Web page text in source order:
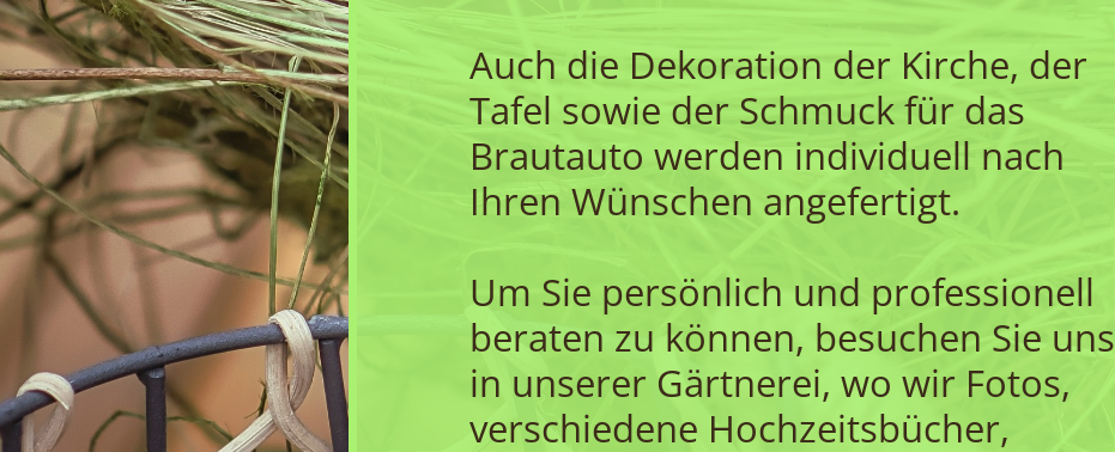
Auch die Dekoration der Kirche, der
Tafel sowie der Schmuck für das
Brautauto werden individuell nach
Ihren Wünschen angefertigt.
Um Sie persönlich und professionell
beraten zu können, besuchen Sie uns
in unserer Gärtnerei, wo wir Fotos,
verschiedene Hochzeitsbücher,